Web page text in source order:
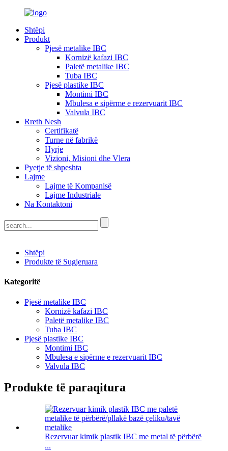
Shtëpi
Produkt
Pjesë metalike IBC
Kornizë kafazi IBC
Paletë metalike IBC
Tuba IBC
Pjesë plastike IBC
Montimi IBC
Mbulesa e sipërme e rezervuarit IBC
Valvula IBC
Rreth Nesh
Certifikatë
Turne në fabrikë
Hyrje
Vizioni, Misioni dhe Vlera
Pyetje të shpeshta
Lajme
Lajme të Kompanisë
Lajme Industriale
Na Kontaktoni
Shtëpi
Produkte të Sugjeruara
Kategoritë
Pjesë metalike IBC
Kornizë kafazi IBC
Paletë metalike IBC
Tuba IBC
Pjesë plastike IBC
Montimi IBC
Mbulesa e sipërme e rezervuarit IBC
Valvula IBC
Produkte të paraqitura
Rezervuar kimik plastik IBC me metal të përbërë
...